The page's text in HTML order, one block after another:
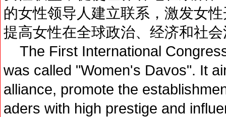
的女性领导人建立联系，激发女
提高女性在全球政治、经济和社
The First International
was called "Women's Davos". It
alliance, promote the
aders with high prestige and